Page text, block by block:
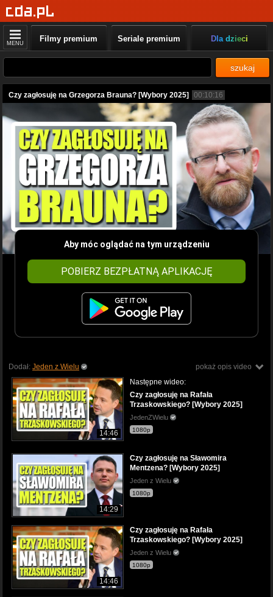
MENU Filmy premium Seriale premium Dla dzieci
szukaj
Czy zagłosuję na Grzegorza Brauna? [Wybory 2025] 00:10:16
Aby móc oglądać na tym urządzeniu
POBIERZ BEZPŁATNĄ APLIKACJĘ
pokaż opis video
Dodał: Jeden z Wielu
14:46
Następne wideo:
Czy zagłosuję na Rafała
Trzaskowskiego? [Wybory 2025]
JedenZWielu
1080p
14:29
Czy zagłosuję na Sławomira
Mentzena? [Wybory 2025]
Jeden z Wielu
1080p
14:46
Czy zagłosuję na Rafała
Trzaskowskiego? [Wybory 2025]
Jeden z Wielu
1080p